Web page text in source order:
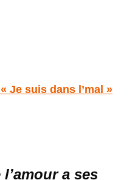
Je suis dans l’mal »
l’amour a ses